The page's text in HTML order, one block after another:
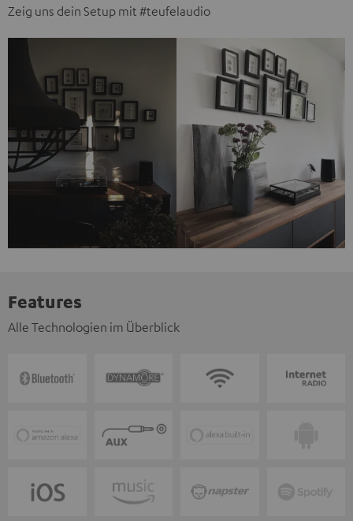
Zeig uns dein Setup mit #teufelaudio
Features
Alle Technologien im Überblick